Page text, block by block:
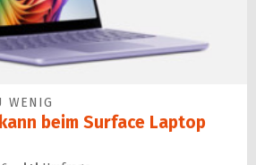
WENIG
beim Surface Laptop